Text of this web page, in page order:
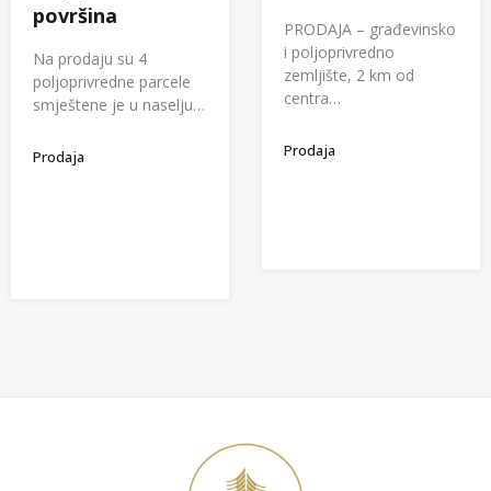
površina
Na prodaju su 4
poljoprivredne parcele
smještene je u naselju…
Prodaja
PRODAJA – građevinsko
i poljoprivredno
zemljište, 2 km od
centra…
Prodaja